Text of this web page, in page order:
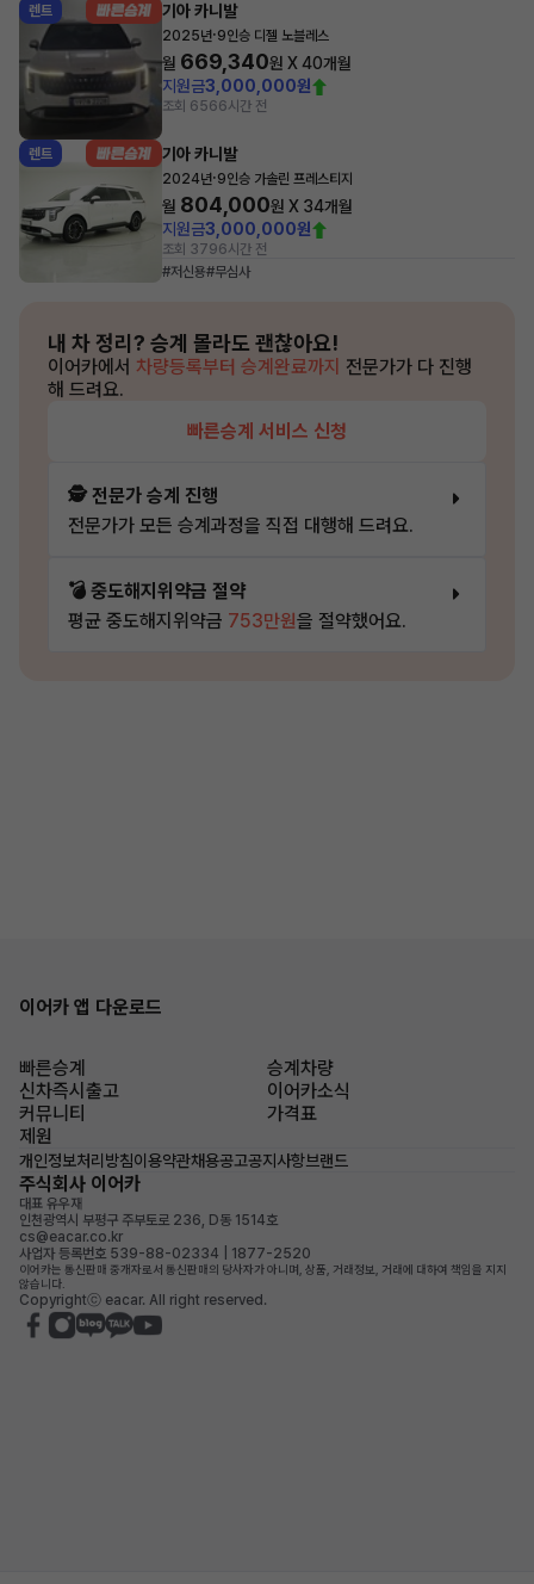
렌트 기아 카니발
2025년·9인승 디젤 노블레스
월 669,340원 X40개월
지원금3,000,000원
조회 6566시간 전
렌트 기아 카니발
2024년·9인승 가솔린 프레스티지
월 804,000원 X 34개월
지원금3,000,000원
조회 3796시간 전
#저신용#무심사
내 차 정리? 승계 몰라도 괜찮아요!
이어카에서 차량등록부터 승계완료까지 전문가가 다 진행
해 드려요.
빠른승계 서비스 신청
🕵️ 전문가 승계 진행
전문가가 모든 승계과정을 직접 대행해 드려요.
💣 중도해지위약금 절약
평균 중도해지위약금 753만원을 절약했어요.
이어카 앱 다운로드
빠른승계
승계차량
신차즉시출고
이어카소식
커뮤니티
가격표
제원
개인정보처리방침이용약관채용공고공지사항브랜드
주식회사 이어카
대표 유우재
인천광역시 부평구 주부토로 236, D동 1514호
cs@eacar.co.kr
사업자 등록번호 539-88-02334 | 1877-2520
이어카는 통신판매 중개자로서 통신판매의 당사자가 아니며, 상품, 거래정보, 거래에 대하여 책임을 지지
않습니다.
Copyrightⓒ eacar. All right reserved.